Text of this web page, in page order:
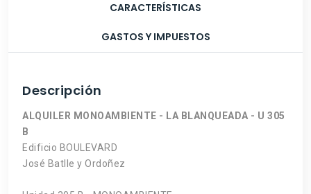
CARACTERÍSTICAS
GASTOS Y IMPUESTOS
Descripción
ALQUILER MONOAMBIENTE - LA BLANQUEADA - U 305
B
Edificio BOULEVARD
José Batlle y Ordoñez